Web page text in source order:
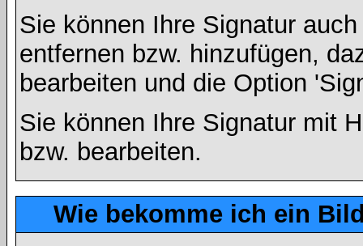
Sie können Ihre Signatur
entfernen bzw. hinzufügen,
bearbeiten und die Option
Sie können Ihre Signatur mit
bzw. bearbeiten.
Wie bekomme ich ein